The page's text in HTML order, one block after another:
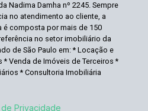
Nadima Damha nº 2245. Sempre
no atendimento ao cliente, a
é composta por mais de 150
no setor imobiliário da
de São Paulo em: * Locação e
Venda de Imóveis de Terceiros *
* Consultoria Imobiliária
Privacidade